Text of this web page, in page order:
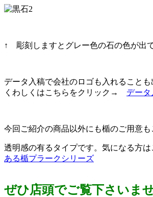
↑ 彫刻しますとグレー色の石の色が出て
データ入稿で会社のロゴも入れることも
くわしくはこちらをクリック→ データ
今回ご紹介の商品以外にも楯のご用意
透明感の有るタイプです。気になる方
ある楯プラークシリーズ
ぜひ店頭でご覧下さいま